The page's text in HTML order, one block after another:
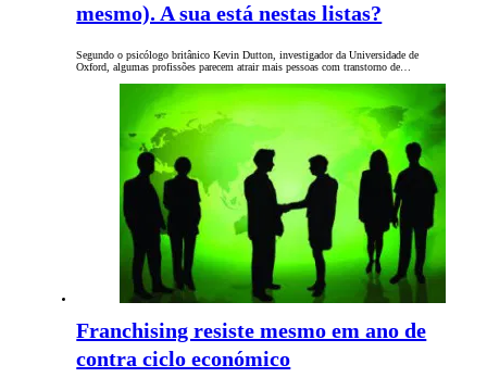
mesmo). A sua está nestas listas?
Segundo o psicólogo britânico Kevin Dutton, investigador da Universidade de
Oxford, algumas profissões parecem atrair mais pessoas com transtorno de…
Franchising resiste mesmo em ano de
contra ciclo económico